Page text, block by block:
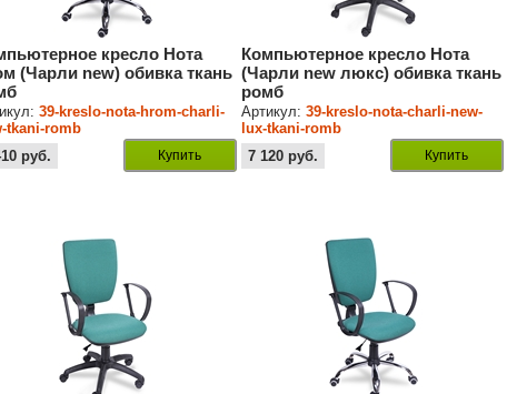
кресло Нота
(Чарли new) обивка ткань
39-kreslo-nota-hrom-charli-
tkani-romb
руб. Купить
Компьютерное кресло Нота
(Чарли new люкс) обивка ткань
ромб
Артикул:39-kreslo-nota-charli-new-
lux-tkani-romb
7 120 руб. Купить